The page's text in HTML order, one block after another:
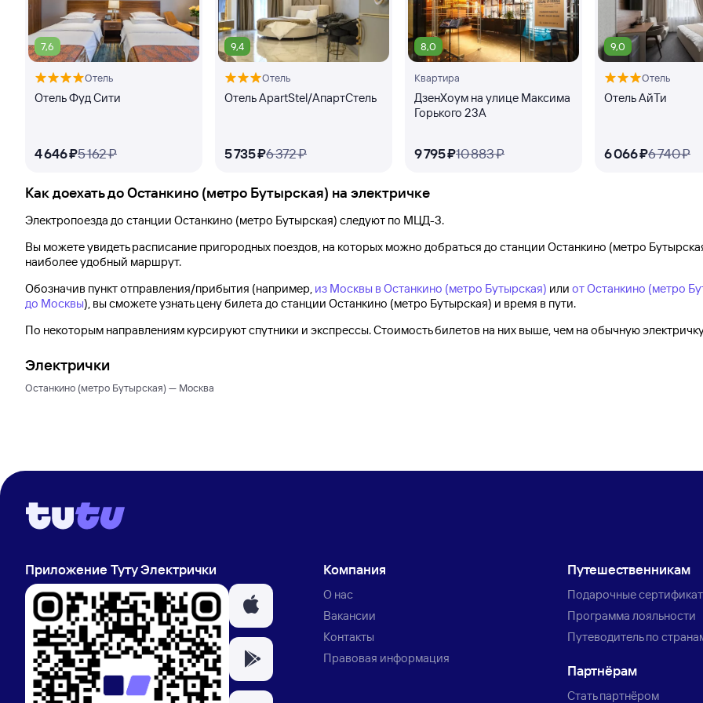
7,6
Отель
Отель Фуд Сити
4 ⁠646 ⁠₽5 ⁠162 ⁠₽
9,4
Отель
Отель ApartStel/АпартСтель
5 ⁠735 ⁠₽6 ⁠372 ⁠₽
8,0
Квартира
ДзенХоум на улице Максима
Горького 23А
9 ⁠795 ⁠₽10 ⁠883 ⁠₽
9,0
Отель
Отель АйТи
6 ⁠066 ⁠₽6 ⁠740 ⁠₽
Как доехать доОстанкино (метро Бутырская) на электричке
Электропоезда до станции Останкино (метро Бутырская) следуют по МЦД-3.
Вы можете увидеть расписание пригородных поездов, на которых можно добраться до станции Останкино (метро
наиболее удобный маршрут.
Обозначив пункт отправления/прибытия (например, из Москвы в Останкино (метро Бутырская) или от Останкино (метро
до Москвы), вы сможете узнать цену билета до станции Останкино (метро Бутырская) и время в пути.
По некоторым направлениям курсируют спутники и экспрессы. Стоимость билетов на них выше, чем на обычную
Электрички
Останкино (метро Бутырская) — Москва
Приложение Туту Электрички Компания
О нас
Вакансии
Контакты
Правовая информация
Путешественникам
Подарочные
Программа лояльности
Путеводитель по
Партнёрам
Стать партнёром